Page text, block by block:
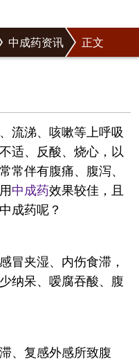
中成药资讯 正文
流涕、咳嗽等上呼吸
适、反酸、烧心，以
常伴有腹痛、腹泻、
中成药效果较佳，且
成药呢？
冒夹湿、内伤食滞，
纳呆、嗳腐吞酸、腹
、复感外感所致腹